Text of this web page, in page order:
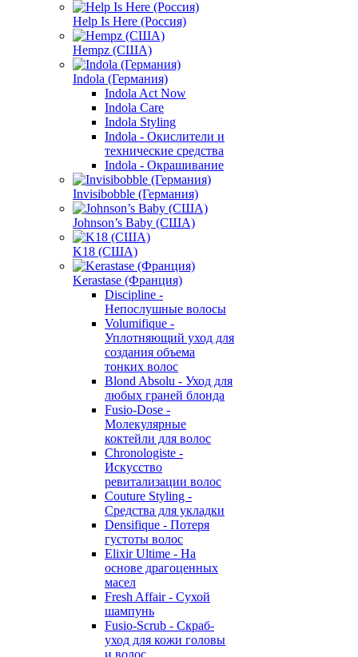
Help Is Here (Россия)
Hempz (США)
Indola (Германия)
Indola Act Now
Indola Care
Indola Styling
Indola - Окислители и
технические средства
Indola - Окрашивание
Invisibobble (Германия)
Johnson’s Baby (США)
K18 (США)
Kerastase (Франция)
Discipline -
Непослушные волосы
Volumifique -
Уплотняющий уход для
создания объема
тонких волос
Blond Absolu - Уход для
любых граней блонда
Fusio-Dose -
Молекулярные
коктейли для волос
Chronologiste -
Искусство
ревитализации волос
Couture Styling -
Средства для укладки
Densifique - Потеря
густоты волос
Elixir Ultime - На
основе драгоценных
масел
Fresh Affair - Сухой
шампунь
Fusio-Scrub - Скраб-
уход для кожи головы
и волос